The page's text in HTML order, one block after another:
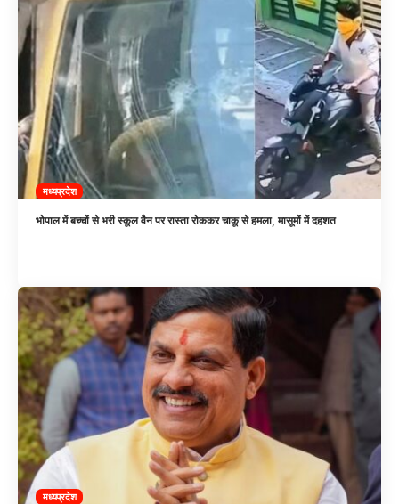
मध्यप्रदेश
भोपाल में बच्चों से भरी स्कूल वैन पर रास्ता रोककर चाकू से हमला, मासूमों में दहशत
मध्यप्रदेश